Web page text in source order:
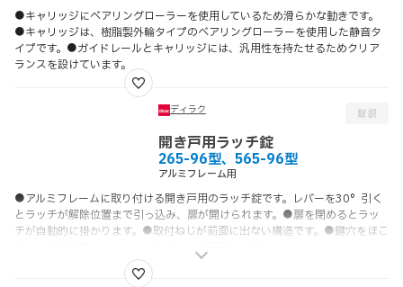
●キャリッジにベアリングローラーを使用しているため滑らかな動きです。
●キャリッジは、樹脂製外輪タイプのベアリングローラーを使用した静音タ
イプです。●ガイドレールとキャリッジには、汎用性を持たせるためクリア
ランスを設けています。
ディラク
開き戸用ラッチ錠
265-96型、565-96型
アルミフレーム用
●アルミフレームに取り付ける開き戸用のラッチ錠です。レバーを30°引く
とラッチが解除位置まで引っ込み、扉が開けられます。●扉を閉めるとラッ
チが自動的に掛かります。●取付ねじが前面に出ない構造です。●鍵穴をほこ